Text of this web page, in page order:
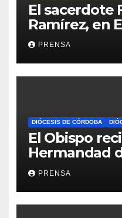
El sacerdote
Ramírez, en
Iglesia
PRENSA
DIÓCESIS DE CÓRDOBA
El Obispo
Hermandad
PRENSA